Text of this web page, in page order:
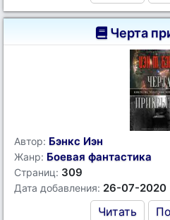
Черта
Автор: Бэнкс Иэн
Жанр: Боевая фантастика
Страниц: 309
Дата добавления: 26-07-2020
Читать